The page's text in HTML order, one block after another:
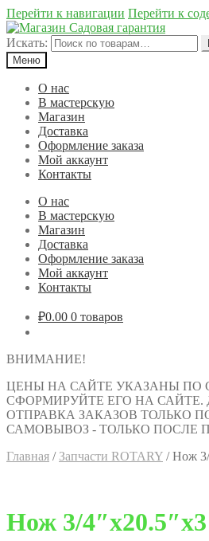
Перейти к навигации Перейти к
Искать:
Меню
О нас
В мастерскую
Магазин
Доставка
Оформление заказа
Мой аккаунт
Контакты
О нас
В мастерскую
Магазин
Доставка
Оформление заказа
Мой аккаунт
Контакты
₽0.00 0 товаров
ВНИМАНИЕ!
ЦЕНЫ НА САЙТЕ УКАЗАНЫ ПО
СФОРМИРУЙТЕ ЕГО НА САЙТЕ.
ОТПРАВКА ЗАКАЗОВ ТОЛЬКО
САМОВЫВОЗ - ТОЛЬКО ПОСЛЕ
Главная / Запчасти ROTARY /Нож 3/
Нож 3/